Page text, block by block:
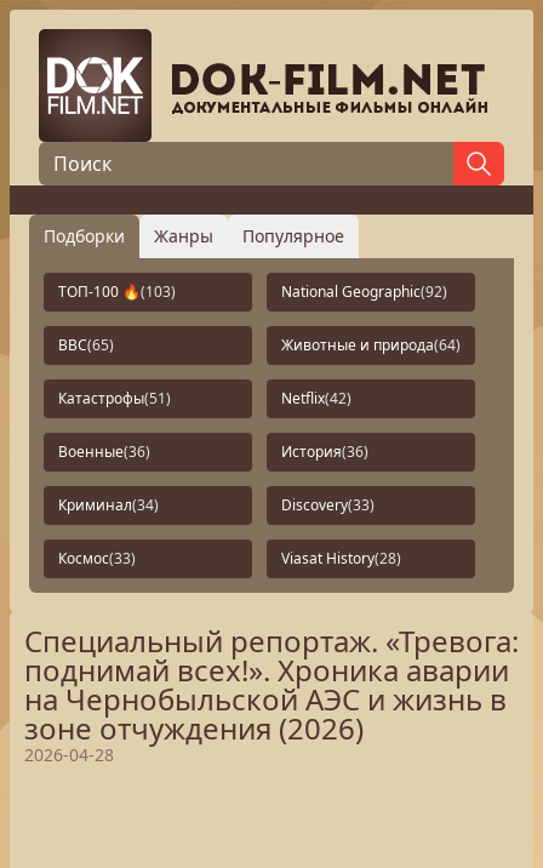
Подборки Жанры Популярное
ТОП-100 🔥(103) National Geographic(92)
BBC(65) Животные и природа(64)
Катастрофы(51) Netflix(42)
Военные(36) История(36)
Криминал(34) Discovery(33)
Космос(33) Viasat History(28)
Специальный репортаж. «Тревога:
поднимай всех!». Хроника аварии
на Чернобыльской АЭС и жизнь в
зоне отчуждения (2026)
2026-04-28